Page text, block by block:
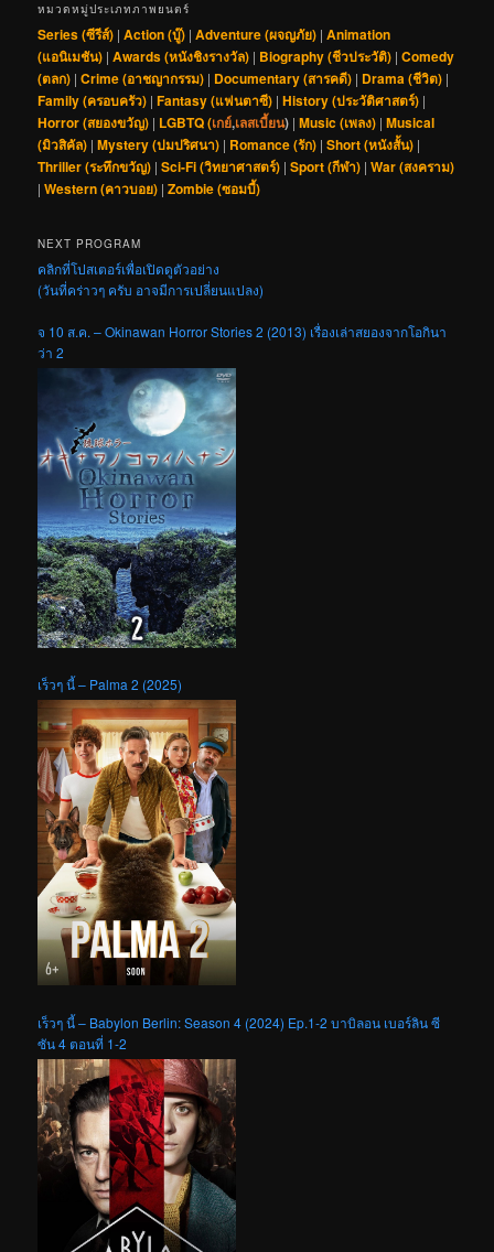
หมวดหมู่ประเภทภาพยนตร์
Series (ซีรีส์) |Action (บู๊) |Adventure (ผจญภัย) |Animation
(แอนิเมชัน) |Awards (หนังชิงรางวัล) | Biography (ชีวประวัติ) |Comedy
(ตลก) |Crime (อาชญากรรม) | Documentary (สารคดี) | Drama (ชีวิต) |
Family (ครอบครัว) |Fantasy (แฟนตาซี) |History (ประวัติศาสตร์) |
Horror (สยองขวัญ) | LGBTQ (เกย์,เลสเบี้ยน) |Music (เพลง) |Musical
(มิวสิคัล) |Mystery (ปมปริศนา) | Romance (รัก) |Short (หนังสั้น) |
Thriller (ระทึกขวัญ) |Sci-Fi (วิทยาศาสตร์) |Sport (กีฬา) |War (สงคราม)
|Western (คาวบอย) |Zombie (ซอมบี้)
NEXT PROGRAM
คลิกที่โปสเตอร์เพื่อเปิดดูตัวอย่าง
(วันที่คร่าวๆ ครับ อาจมีการเปลี่ยนแปลง)
จ 10 ส.ค. – Okinawan Horror Stories 2 (2013) เรื่องเล่าสยองจากโอกินา
ว่า 2
เร็วๆ นี้ – Palma 2 (2025)
เร็วๆ นี้ – Babylon Berlin: Season 4 (2024) Ep.1-2 บาบิลอน เบอร์ลิน ซี
ซัน 4 ตอนที่ 1-2